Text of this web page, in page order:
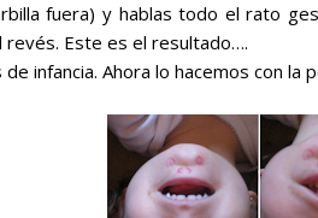
fuera) y hablas todo el rato
revés. Este es el resultado….
infancia. Ahora lo hacemos con la